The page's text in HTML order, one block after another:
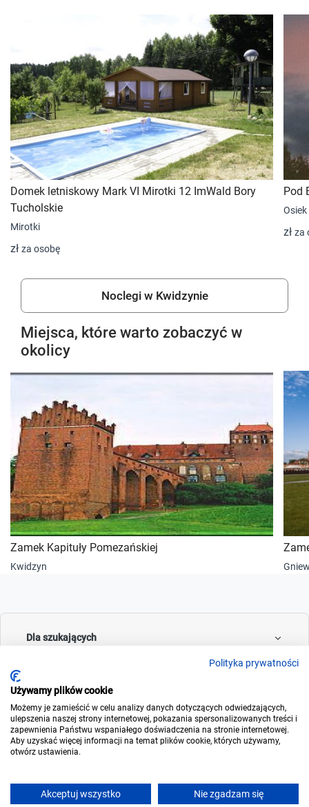
Domek letniskowy Mark VI Mirotki 12 ImWald Bory
Tucholskie
Mirotki
zł za osobę
Pod
Osiek
zł za
Noclegi w Kwidzynie
Miejsca, które warto zobaczyć w
okolicy
Zamek Kapituły Pomezańskiej
Kwidzyn
Dla szukających
Dla wynajmujących
Polityka prywatności
Używamy plików cookie
Możemy je zamieścić w celu analizy danych dotyczących odwiedzających,
ulepszenia naszej strony internetowej, pokazania spersonalizowanych treści i
zapewnienia Państwu wspaniałego doświadczenia na stronie internetowej.
Aby uzyskać więcej informacji na temat plików cookie, których używamy,
otwórz ustawienia.
Akceptuj wszystko Nie zgadzam się